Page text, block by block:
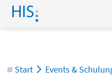
Start Events &